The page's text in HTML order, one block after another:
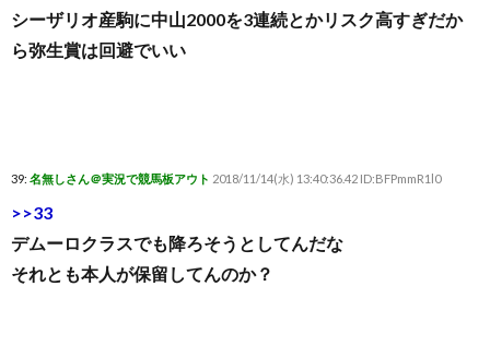
シーザリオ産駒に中山2000を3連続とかリスク高すぎだか
ら弥生賞は回避でいい
39: 名無しさん＠実況で競馬板アウト 2018/11/14(水) 13:40:36.42 ID:BFPmmR1l0
>>33
デムーロクラスでも降ろそうとしてんだな
それとも本人が保留してんのか？